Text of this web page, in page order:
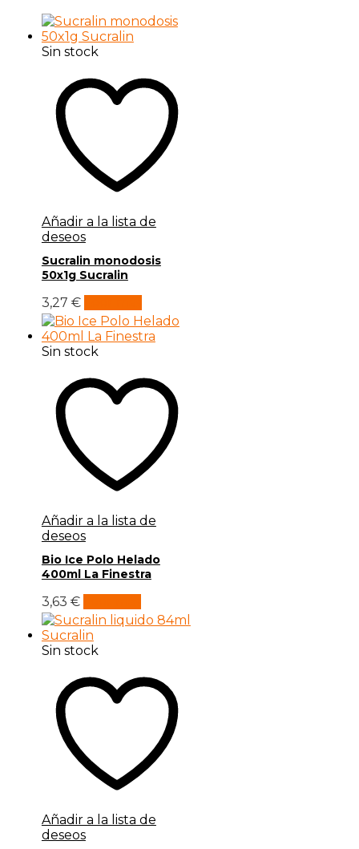
Sin stock
Añadir a la lista de
deseos
Sucralin monodosis
50x1g Sucralin
3,27 €
Sin stock
Añadir a la lista de
deseos
Bio Ice Polo Helado
400ml La Finestra
3,63 €
Sin stock
Añadir a la lista de
deseos